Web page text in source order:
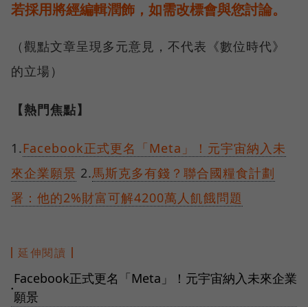
若採用將經編輯潤飾，如需改標會與您討論。
（觀點文章呈現多元意見，不代表《數位時代》
的立場）
【熱門焦點】
1.Facebook正式更名「Meta」！元宇宙納入未
來企業願景 2.馬斯克多有錢？聯合國糧食計劃
署：他的2%財富可解4200萬人飢餓問題
延伸閱讀
●
Facebook正式更名「Meta」！元宇宙納入未來企業
願景